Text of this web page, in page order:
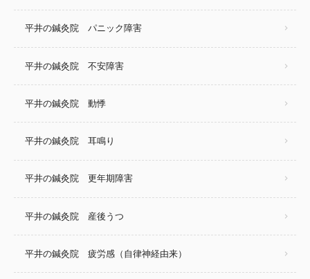
平井の鍼灸院 パニック障害
平井の鍼灸院 不安障害
平井の鍼灸院 動悸
平井の鍼灸院 耳鳴り
平井の鍼灸院 更年期障害
平井の鍼灸院 産後うつ
平井の鍼灸院 疲労感（自律神経由来）